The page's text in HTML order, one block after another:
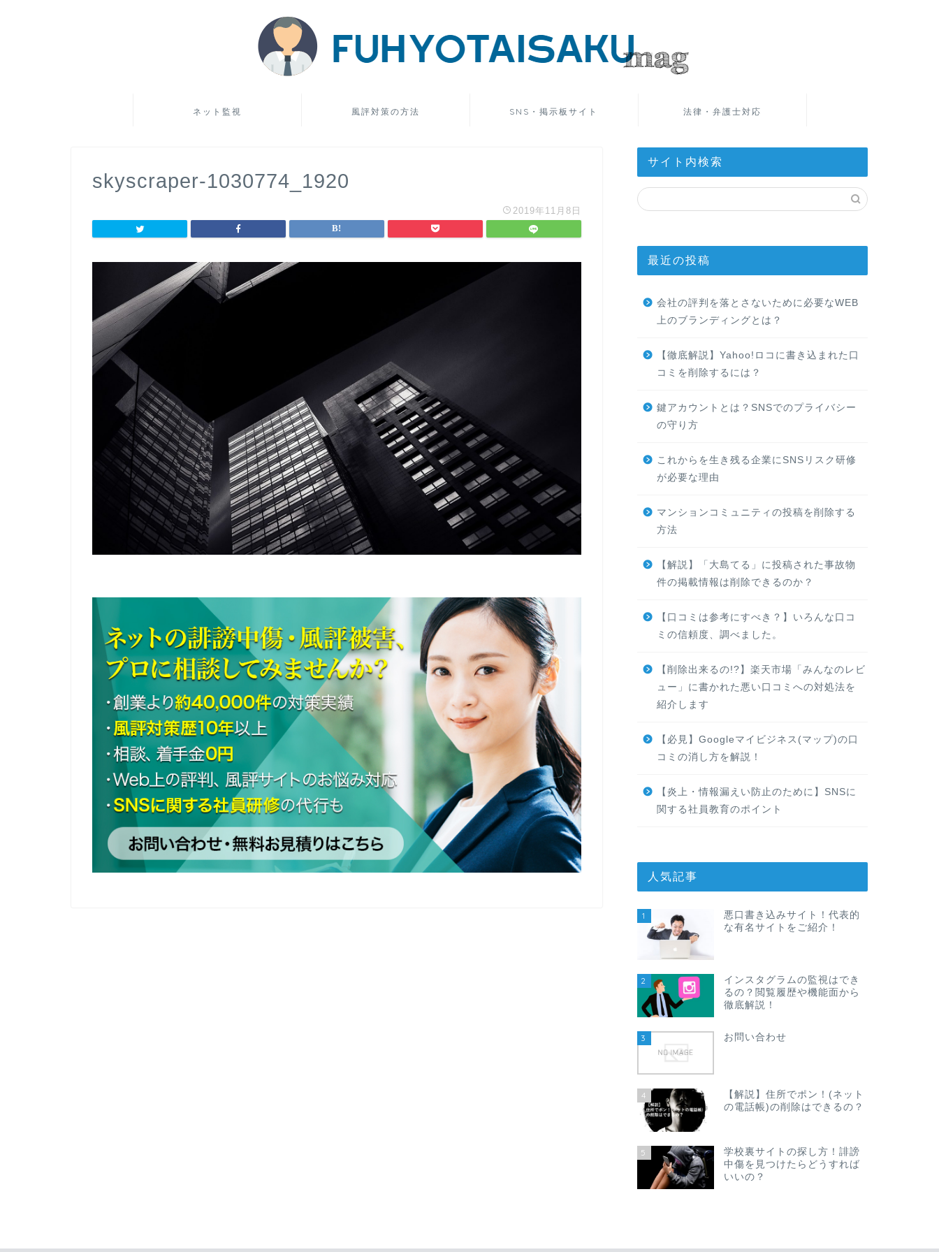
ネット監視 風評対策の方法 SNS・掲示板サイト 法律・弁護士対応
skyscraper-1030774_1920
2019年11月8日
サイト内検索
最近の投稿
会社の評判を落とさないために必要なWEB
上のブランディングとは？
【徹底解説】Yahoo!ロコに書き込まれた口
コミを削除するには？
鍵アカウントとは？SNSでのプライバシー
の守り方
これからを生き残る企業にSNSリスク研修
が必要な理由
マンションコミュニティの投稿を削除する
方法
【解説】「大島てる」に投稿された事故物
件の掲載情報は削除できるのか？
【口コミは参考にすべき？】いろんな口コ
ミの信頼度、調べました。
【削除出来るの!?】楽天市場「みんなのレビ
ュー」に書かれた悪い口コミへの対処法を
紹介します
【必見】Googleマイビジネス(マップ)の口
コミの消し方を解説！
【炎上・情報漏えい防止のために】SNSに
関する社員教育のポイント
人気記事
1
悪口書き込みサイト！代表的
な有名サイトをご紹介！
2
インスタグラムの監視はでき
るの？閲覧履歴や機能面から
徹底解説！
3 お問い合わせ
4
【解説】住所でポン！(ネット
の電話帳)の削除はできるの？
5
学校裏サイトの探し方！誹謗
中傷を見つけたらどうすれば
いいの？